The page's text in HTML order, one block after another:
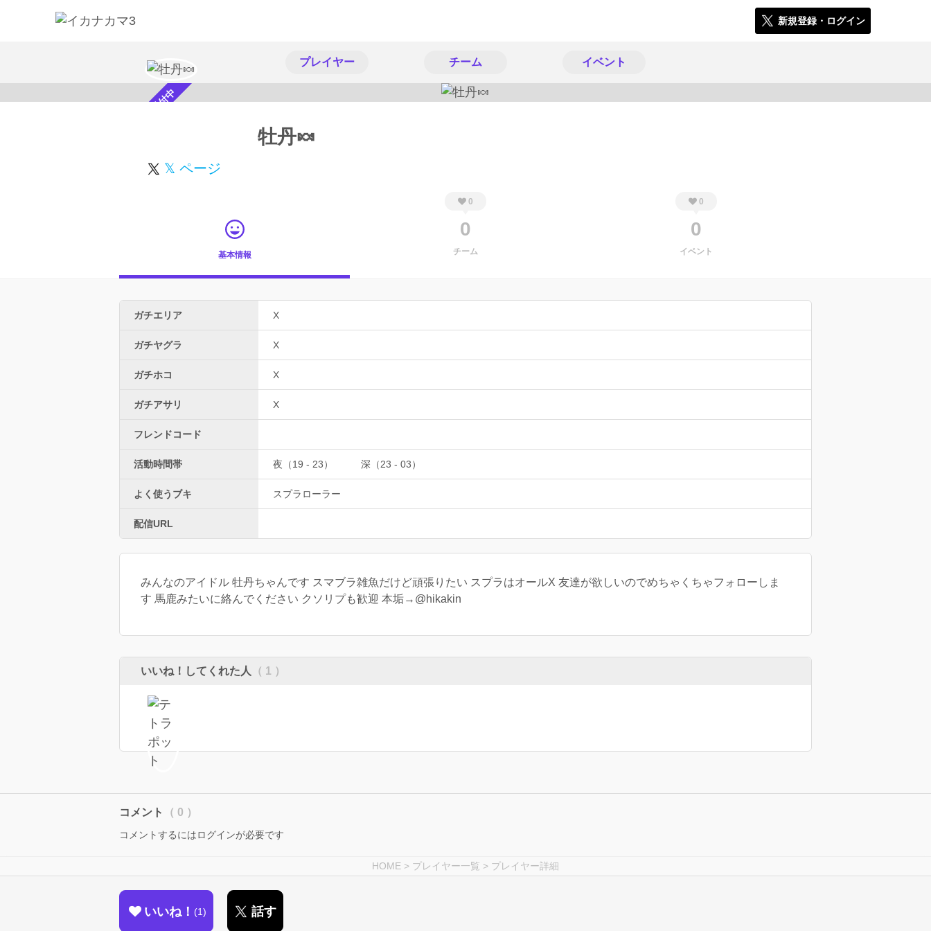
新規登録・ログイン
プレイヤー チーム イベント
スカウト受付中 牡丹🍬
𝕏 ページ
基本情報
0
0
チーム
0
0
イベント
ガチエリア X
ガチヤグラ X
ガチホコ X
ガチアサリ X
フレンドコード
活動時間帯 夜（19 - 23） 深（23 - 03）
よく使うブキ スプラローラー
配信URL
みんなのアイドル 牡丹ちゃんです スマブラ雑魚だけど頑張りたい スプラはオールX 友達が欲しいのでめちゃくちゃフォローしま
す 馬鹿みたいに絡んでください クソリプも歓迎 本垢→@hikakin
いいね！してくれた人 （ 1 ）
コメント （ 0 ）
コメントするにはログインが必要です
HOME > プレイヤー一覧 > プレイヤー詳細
いいね！ 1 話す